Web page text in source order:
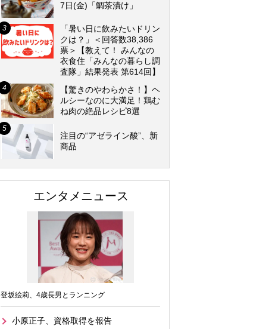
7日(金)「鯛茶漬け」
「暑い日に飲みたいドリン
クは？」＜回答数38,386
票＞【教えて！ みんなの
衣食住「みんなの暮らし調
査隊」結果発表 第614回】
【驚きのやわらかさ！】ヘ
ルシーなのに大満足！鶏む
ね肉の絶品レシピ8選
注目の“アゼライン酸”、新
商品
エンタメニュース
登坂絵莉、4歳長男とランニング
小原正子、資格取得を報告